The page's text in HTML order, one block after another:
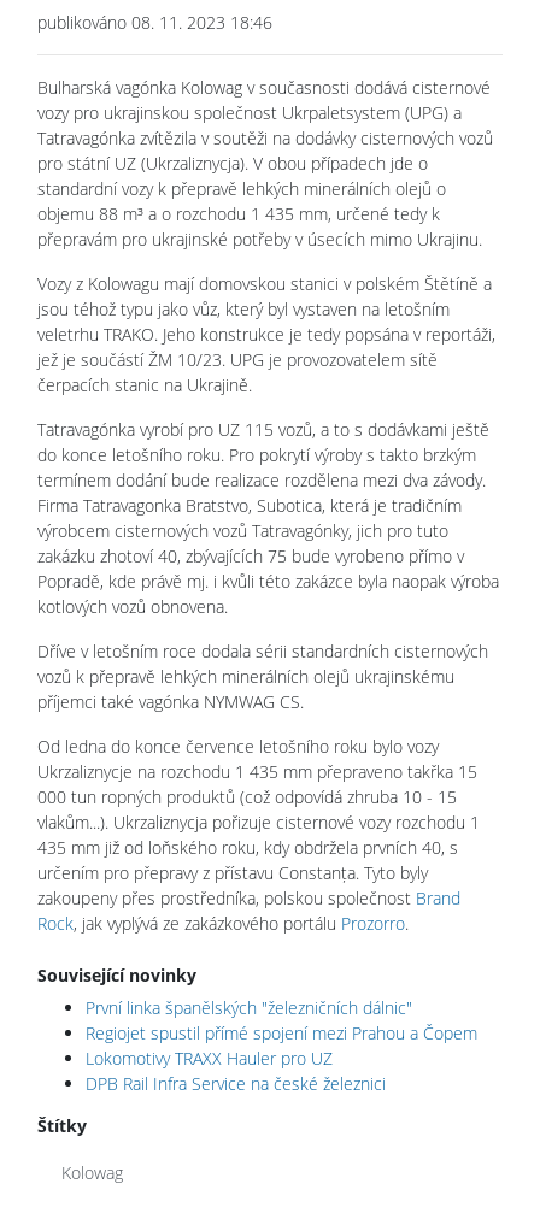
publikováno 08. 11. 2023 18:46
Bulharská vagónka Kolowag v současnosti dodává cisternové
vozy pro ukrajinskou společnost Ukrpaletsystem (UPG) a
Tatravagónka zvítězila v soutěži na dodávky cisternových vozů
pro státní UZ (Ukrzaliznycja). V obou případech jde o
standardní vozy k přepravě lehkých minerálních olejů o
objemu 88 m³ a o rozchodu 1 435 mm, určené tedy k
přepravám pro ukrajinské potřeby v úsecích mimo Ukrajinu.
Vozy z Kolowagu mají domovskou stanici v polském Štětíně a
jsou téhož typu jako vůz, který byl vystaven na letošním
veletrhu TRAKO. Jeho konstrukce je tedy popsána v reportáži,
jež je součástí ŽM 10/23. UPG je provozovatelem sítě
čerpacích stanic na Ukrajině.
Tatravagónka vyrobí pro UZ 115 vozů, a to s dodávkami ještě
do konce letošního roku. Pro pokrytí výroby s takto brzkým
termínem dodání bude realizace rozdělena mezi dva závody.
Firma Tatravagonka Bratstvo, Subotica, která je tradičním
výrobcem cisternových vozů Tatravagónky, jich pro tuto
zakázku zhotoví 40, zbývajících 75 bude vyrobeno přímo v
Popradě, kde právě mj. i kvůli této zakázce byla naopak výroba
kotlových vozů obnovena.
Dříve v letošním roce dodala sérii standardních cisternových
vozů k přepravě lehkých minerálních olejů ukrajinskému
příjemci také vagónka NYMWAG CS.
Od ledna do konce července letošního roku bylo vozy
Ukrzaliznycje na rozchodu 1 435 mm přepraveno takřka 15
000 tun ropných produktů (což odpovídá zhruba 10 - 15
vlakům...). Ukrzaliznycja pořizuje cisternové vozy rozchodu 1
435 mm již od loňského roku, kdy obdržela prvních 40, s
určením pro přepravy z přístavu Constanța. Tyto byly
zakoupeny přes prostředníka, polskou společnost Brand
Rock, jak vyplývá ze zakázkového portálu Prozorro.
Související novinky
První linka španělských "železničních dálnic"
Regiojet spustil přímé spojení mezi Prahou a Čopem
Lokomotivy TRAXX Hauler pro UZ
DPB Rail Infra Service na české železnici
Štítky
Kolowag